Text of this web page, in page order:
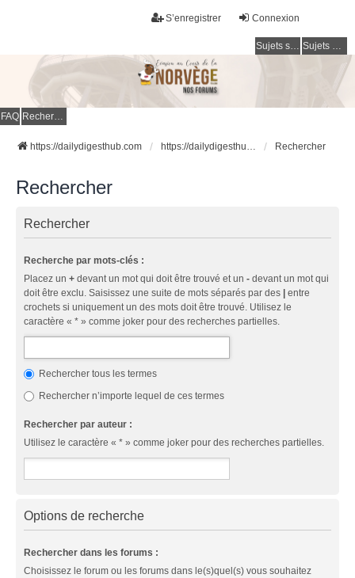
Connexion
S’enregistrer
Sujets sans réponse Sujets actifs
FAQ Rechercher
https://dailydigesthub.com https://dailydigesthub.com Rechercher
Rechercher
Rechercher
Recherche par mots-clés :
Placez un + devant un mot qui doit être trouvé et un - devant un mot qui
doit être exclu. Saisissez une suite de mots séparés par des
entre
crochets si uniquement un des mots doit être trouvé. Utilisez le
caractère « * » comme joker pour des recherches partielles.
Rechercher tous les termes
Rechercher n’importe lequel de ces termes
Rechercher par auteur :
Utilisez le caractère « * » comme joker pour des recherches partielles.
Options de recherche
Rechercher dans les forums :
Choisissez le forum ou les forums dans le(s)quel(s) vous souhaitez